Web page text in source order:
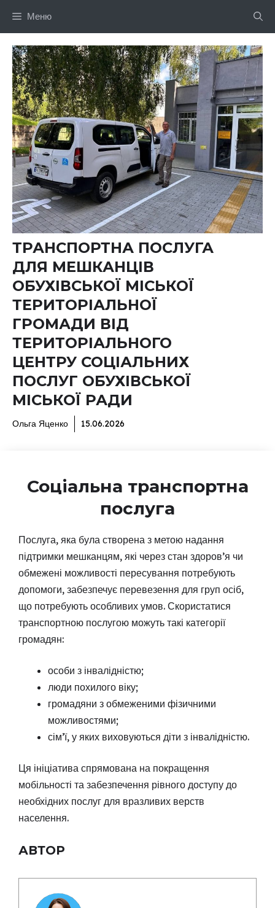
Меню
ТРАНСПОРТНА ПОСЛУГА
ДЛЯ МЕШКАНЦІВ
ОБУХІВСЬКОЇ МІСЬКОЇ
ТЕРИТОРІАЛЬНОЇ
ГРОМАДИ ВІД
ТЕРИТОРІАЛЬНОГО
ЦЕНТРУ СОЦІАЛЬНИХ
ПОСЛУГ ОБУХІВСЬКОЇ
МІСЬКОЇ РАДИ
Ольга Яценко 15.06.2026
Соціальна транспортна
послуга
Послуга, яка була створена з метою надання
підтримки мешканцям, які через стан здоров’я чи
обмежені можливості пересування потребують
допомоги, забезпечує перевезення для груп осіб,
що потребують особливих умов. Скористатися
транспортною послугою можуть такі категорії
громадян:
особи з інвалідністю;
люди похилого віку;
громадяни з обмеженими фізичними
можливостями;
сім’ї, у яких виховуються діти з інвалідністю.
Ця ініціатива спрямована на покращення
мобільності та забезпечення рівного доступу до
необхідних послуг для вразливих верств
населення.
АВТОР